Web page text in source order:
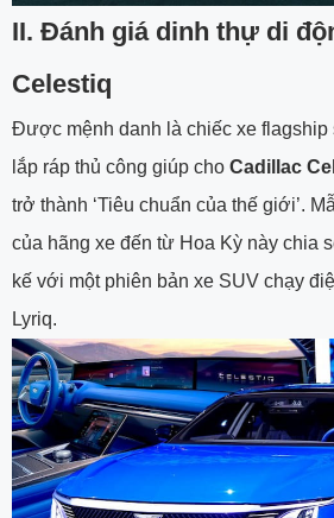
II. Đánh giá dinh thự di
Celestiq
Được mệnh danh là chiếc xe
lắp ráp thủ công giúp cho Cadillac
trở thành ‘Tiêu chuẩn của thế giới’.
của hãng xe đến từ Hoa Kỳ này chia
kế với một phiên bản xe SUV chạy
Lyriq.